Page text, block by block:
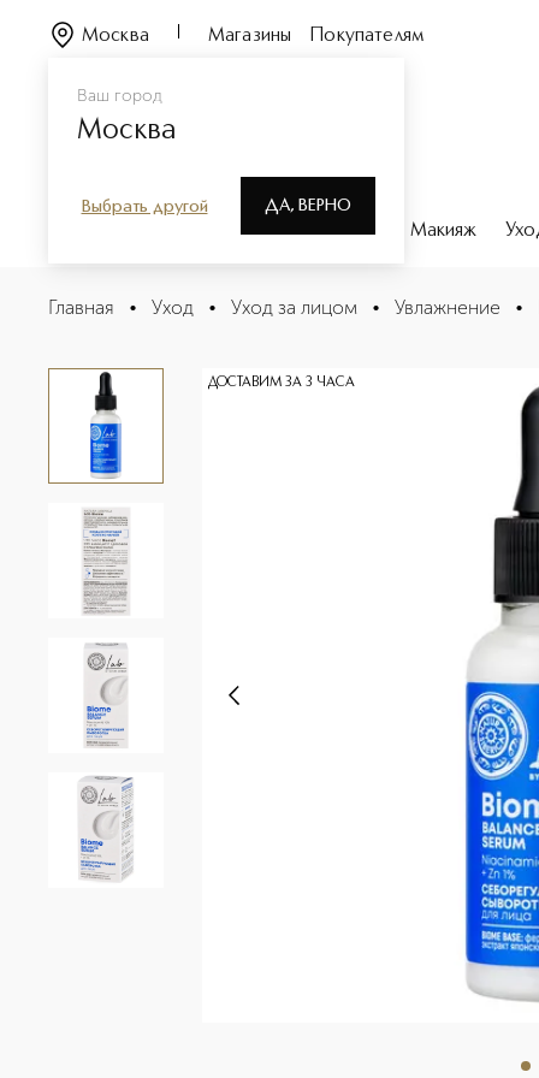
Ваш город
Москва
Выбрать другой ДА, ВЕРНО
Москва Магазины Покупателям
Парфюмерия Макияж
LAB Biome Сыворотка для лица себорегулирующая
Описание
Главная • Уход • Уход за лицом • Увлажнение •
ДОСТАВИМ ЗА 3 ЧАСА